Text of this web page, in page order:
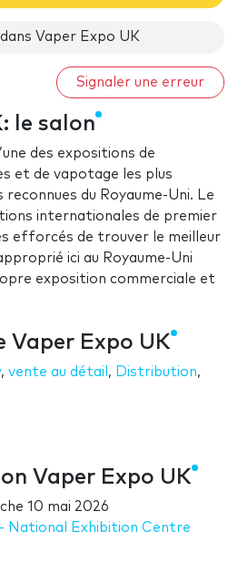
Vaper Expo UK
Signaler une erreur
le salon
des expositions de
et de vapotage les plus
du Royaume-Uni. Le
internationales de premier
efforcés de trouver le meilleur
ici au Royaume-Uni
exposition commerciale et
Vaper Expo UK
, vente au détail , Distribution,
Vaper Expo UK
10 mai 2026
National Exhibition Centre